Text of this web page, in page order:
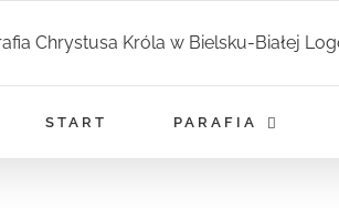
START PARAFIA